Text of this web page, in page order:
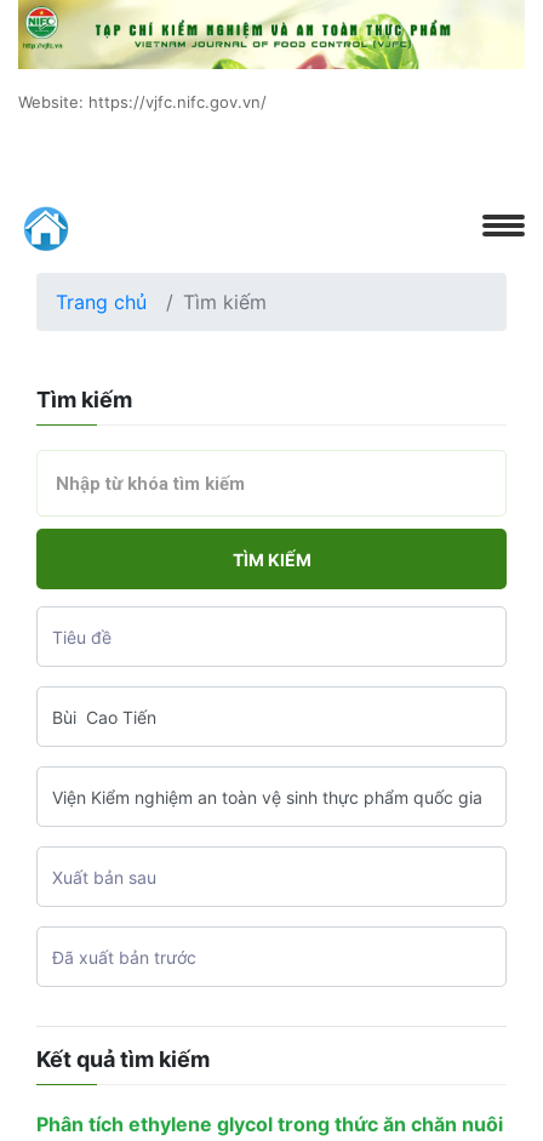
Website: https://vjfc.nifc.gov.vn/
Trang chủ Tìm kiếm
Tìm kiếm
TÌM KIẾM
Kết quả tìm kiếm
Phân tích ethylene glycol trong thức ăn chăn nuôi